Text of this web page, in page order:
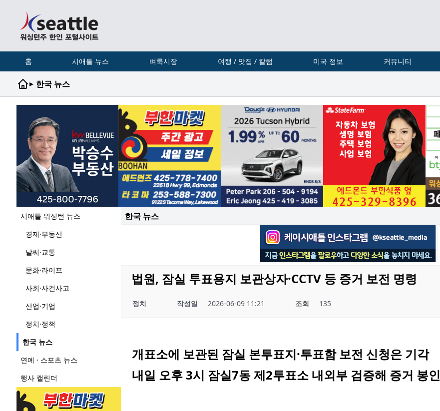
홈 시애틀 뉴스 벼룩시장 여행 / 맛집 / 칼럼 미국 정보 커뮤니티
▸ 한국 뉴스
시애틀 워싱턴 뉴스
경제·부동산
날씨·교통
문화·라이프
사회·사건사고
산업·기업
정치·정책
한국 뉴스
연예 · 스포츠 뉴스
행사 캘린더
한국 뉴스
법원, 잠실 투표용지 보관상자·CCTV 등 증거 보전 명령
정치 작성일 2026-06-09 11:21 조회 135
개표소에 보관된 잠실 본투표지·투표함 보전 신청은 기각
내일 오후 3시 잠실7동 제2투표소 내외부 검증해 증거 봉인